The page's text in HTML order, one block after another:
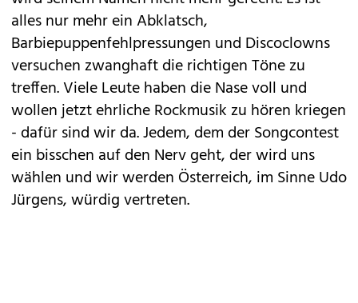
alles nur mehr ein Abklatsch,
Barbiepuppenfehlpressungen und Discoclowns
versuchen zwanghaft die richtigen Töne zu
treffen. Viele Leute haben die Nase voll und
wollen jetzt ehrliche Rockmusik zu hören kriegen
- dafür sind wir da. Jedem, dem der Songcontest
ein bisschen auf den Nerv geht, der wird uns
wählen und wir werden Österreich, im Sinne Udo
Jürgens, würdig vertreten.